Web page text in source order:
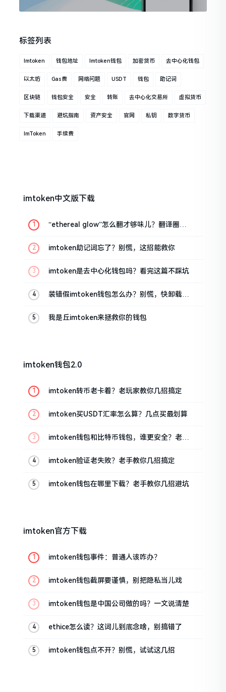
标签列表
Imtoken 钱包地址 Imtoken钱包 加密货币 去中心化钱包
以太坊 Gas费 网络问题 USDT 钱包 助记词
区块链 钱包安全 安全 转账 去中心化交易所 虚拟货币
下载渠道 避坑指南 资产安全 官网 私钥 数字货币
ImToken 手续费
imtoken中文版下载
“ethereal glow”怎么翻才够味儿？翻译圈老
imtoken助记词忘了？别慌，这招能救你
imtoken是去中心化钱包吗？看完这篇不踩坑
装错假imtoken钱包怎么办？别慌，快卸载，
我是丘imtoken来拯救你的钱包
imtoken钱包2.0
imtoken转币老卡着？老玩家教你几招搞定
imtoken买USDT汇率怎么算？几点买最划算
imtoken钱包和比特币钱包，谁更安全？老玩
imtoken验证老失败？老手教你几招搞定
imtoken钱包在哪里下载？老手教你几招避坑
imtoken官方下载
imtoken钱包事件：普通人该咋办？
imtoken钱包截屏要谨慎，别把隐私当儿戏
imtoken钱包是中国公司做的吗？一文说清楚
ethice怎么读？这词儿到底念啥，别搞错了
imtoken钱包点不开？别慌，试试这几招